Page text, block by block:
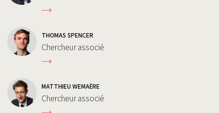
THOMAS SPENCER
Chercheur associé
MATTHIEU WEMAËRE
Chercheur associé